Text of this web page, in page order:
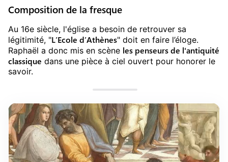
Composition de la fresque
Au 16e siècle, l'église a besoin de retrouver sa
légitimité, "L’Ecole d’Athènes" doit en faire l’éloge.
Raphaël a donc mis en scène les penseurs de l'antiquité
classique dans une pièce à ciel ouvert pour honorer le
savoir.